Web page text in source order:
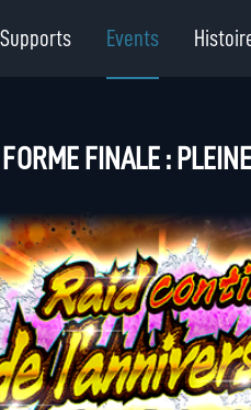
Supports Events
FINALE :